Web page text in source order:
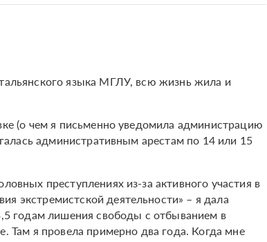
языка МГЛУ, всю жизнь жила и
(о чем я письменно уведомила администрацию
административным арестам по 14 или 15
преступлениях из-за активного участия в
экстремистской деятельности» – я дала
годам лишения свободы с отбыванием в
Там я провела примерно два года. Когда мне